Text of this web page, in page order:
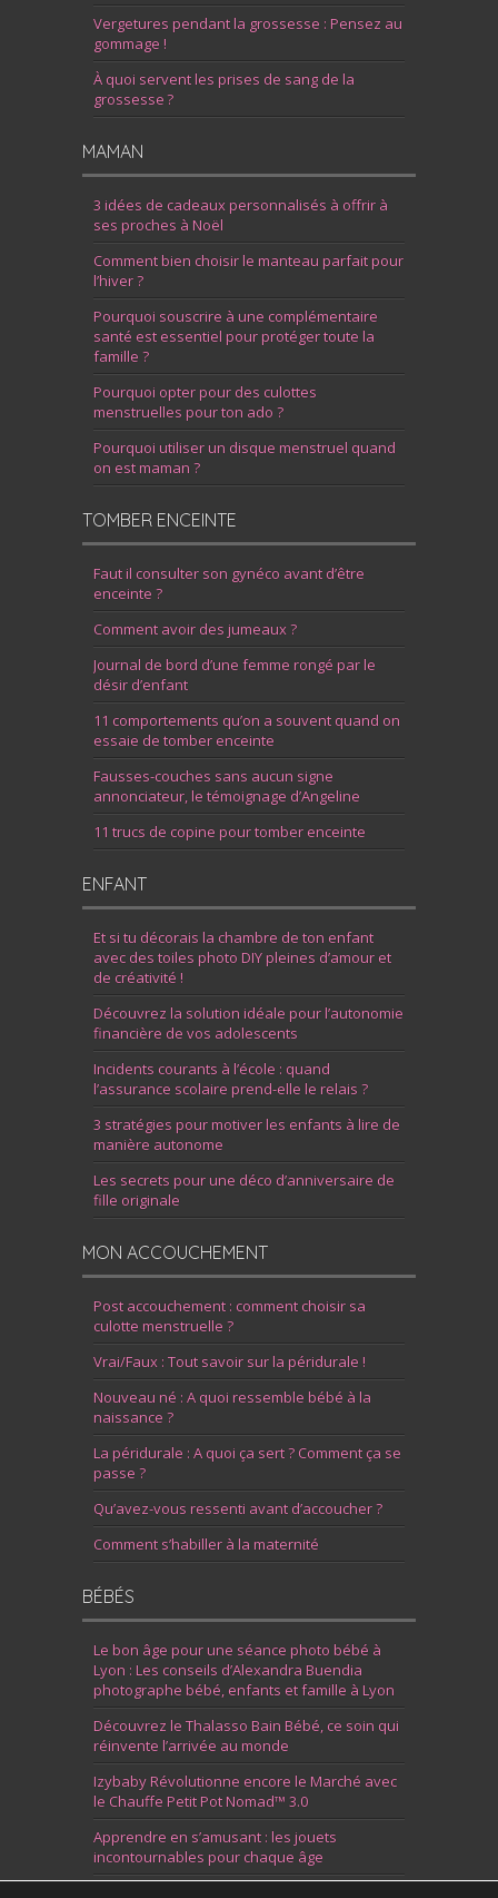
Vergetures pendant la grossesse : Pensez au
gommage !
À quoi servent les prises de sang de la
grossesse ?
MAMAN
3 idées de cadeaux personnalisés à offrir à
ses proches à Noël
Comment bien choisir le manteau parfait pour
l’hiver ?
Pourquoi souscrire à une complémentaire
santé est essentiel pour protéger toute la
famille ?
Pourquoi opter pour des culottes
menstruelles pour ton ado ?
Pourquoi utiliser un disque menstruel quand
on est maman ?
TOMBER ENCEINTE
Faut il consulter son gynéco avant d’être
enceinte ?
Comment avoir des jumeaux ?
Journal de bord d’une femme rongé par le
désir d’enfant
11 comportements qu’on a souvent quand on
essaie de tomber enceinte
Fausses-couches sans aucun signe
annonciateur, le témoignage d’Angeline
11 trucs de copine pour tomber enceinte
ENFANT
Et si tu décorais la chambre de ton enfant
avec des toiles photo DIY pleines d’amour et
de créativité !
Découvrez la solution idéale pour l’autonomie
financière de vos adolescents
Incidents courants à l’école : quand
l’assurance scolaire prend-elle le relais ?
3 stratégies pour motiver les enfants à lire de
manière autonome
Les secrets pour une déco d’anniversaire de
fille originale
MON ACCOUCHEMENT
Post accouchement : comment choisir sa
culotte menstruelle ?
Vrai/Faux : Tout savoir sur la péridurale !
Nouveau né : A quoi ressemble bébé à la
naissance ?
La péridurale : A quoi ça sert ? Comment ça se
passe ?
Qu’avez-vous ressenti avant d’accoucher ?
Comment s’habiller à la maternité
BÉBÉS
Le bon âge pour une séance photo bébé à
Lyon : Les conseils d’Alexandra Buendia
photographe bébé, enfants et famille à Lyon
Découvrez le Thalasso Bain Bébé, ce soin qui
réinvente l’arrivée au monde
Izybaby Révolutionne encore le Marché avec
le Chauffe Petit Pot Nomad™ 3.0
Apprendre en s’amusant : les jouets
incontournables pour chaque âge